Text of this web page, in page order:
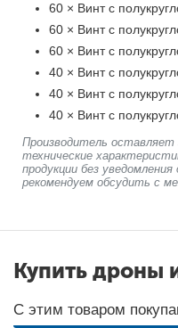
60 × Винт с
60 × Винт с
60 × Винт с
40 × Винт с
40 × Винт с
40 × Винт с
Производитель оставляет
технические
продукции без
рекомендуем обсудить с
Купить дроны
С этим товаром